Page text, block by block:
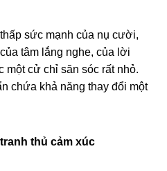
sức mạnh của nụ cười,
tâm lắng nghe, của lời
một cử chỉ săn sóc rất nhỏ.
chứa khả năng thay đổi một
thủ cảm xúc